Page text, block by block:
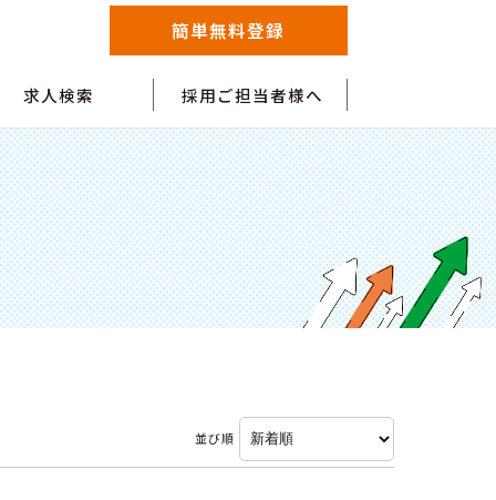
簡単無料登録
求人検索 採用ご担当者様へ
並び順